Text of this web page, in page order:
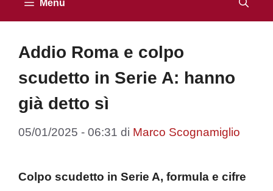
Menu
Addio Roma e colpo
scudetto in Serie A: hanno
già detto sì
05/01/2025 - 06:31 di Marco Scognamiglio
Colpo scudetto in Serie A, formula e cifre